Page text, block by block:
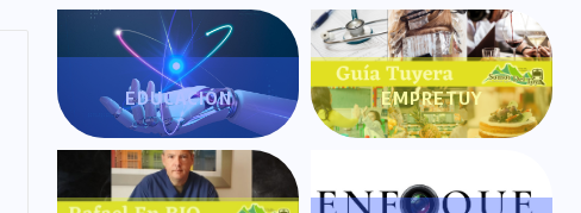
EDUCACIÓN EMPRETUY